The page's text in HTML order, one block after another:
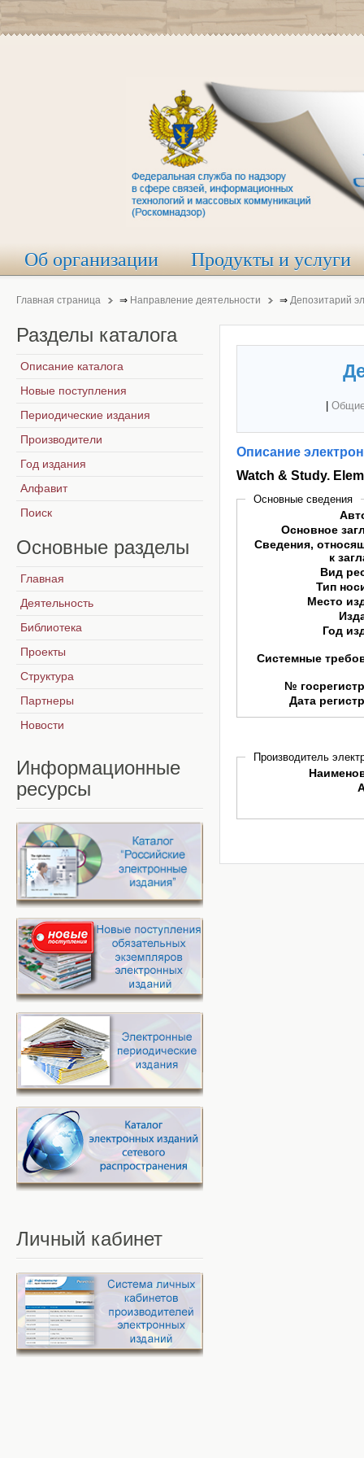
Об организации Продукты и услуги
Главная страница ⇒ Направление деятельности ⇒ Депозитарий
Описание
Watch & Study.
Основные сведения
Основное
Сведения,
к
Вид
Тип
Место
Год
Системные
№
Дата
Производитель
Разделы каталога
Описание каталога
Новые поступления
Периодические издания
Производители
Год издания
Алфавит
Поиск
Основные разделы
Главная
Деятельность
Библиотека
Проекты
Структура
Партнеры
Новости
Информационные
ресурсы
Личный кабинет